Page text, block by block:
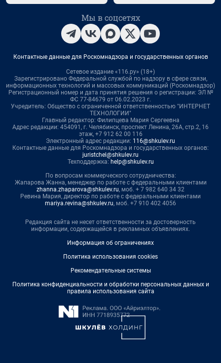
Мы в соцсетях
Контактные данные для Роскомнадзора и государственных органов
Сетевое издание «116.ру» (18+)
Зарегистрировано Федеральной службой по надзору в сфере связи,
информационных технологий и массовых коммуникаций (Роскомнадзор)
Регистрационный номер и дата принятия решения о регистрации: ЭЛ №
ФС 77-84679 от 06.02.2023 г.
Учредитель: Общество с ограниченной ответственностью "ИНТЕРНЕТ
ТЕХНОЛОГИИ"
Главный редактор: Филипцева Мария Сергеевна
Адрес редакции: 454091, г. Челябинск, проспект Ленина, 26А, стр.2, 16
этаж, +7 912 62 00 116
Электронный адрес редакции: 116@shkulev.ru
Контактные данные для Роскомнадзора и государственных органов:
juristchel@shkulev.ru
Техподдержка: help@shkulev.ru
По вопросам коммерческого сотрудничества:
Жапарова Жанна, менеджер по работе с федеральными клиентами
zhanna.zhaparova@shkulev.ru, моб. + 7 982 640 34 32
Ревина Мария, директор по работе с федеральными клиентами
mariya.revina@shkulev.ru, моб. +7 910 402 4056
Редакция сайта не несет ответственности за достоверность
информации, содержащейся в рекламных объявлениях.
Информация об ограничениях
Политика использования cookies
Рекомендательные системы
Политика конфиденциальности и обработки персональных данных и
правила использования сайта